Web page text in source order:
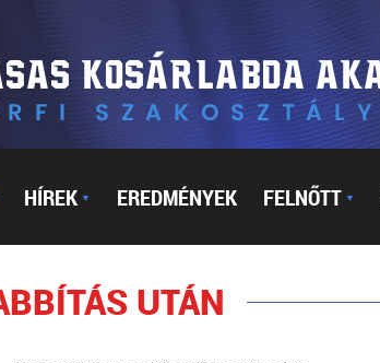
HÍREK ▼ EREDMÉNYEK FELNŐTT ▼
UTÁN